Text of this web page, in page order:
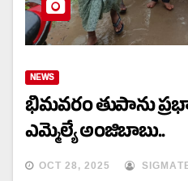
NEWS
భీమవరం తుపాను
ఎమ్మెల్యే అంజిబాబు..
OCT 28, 2025